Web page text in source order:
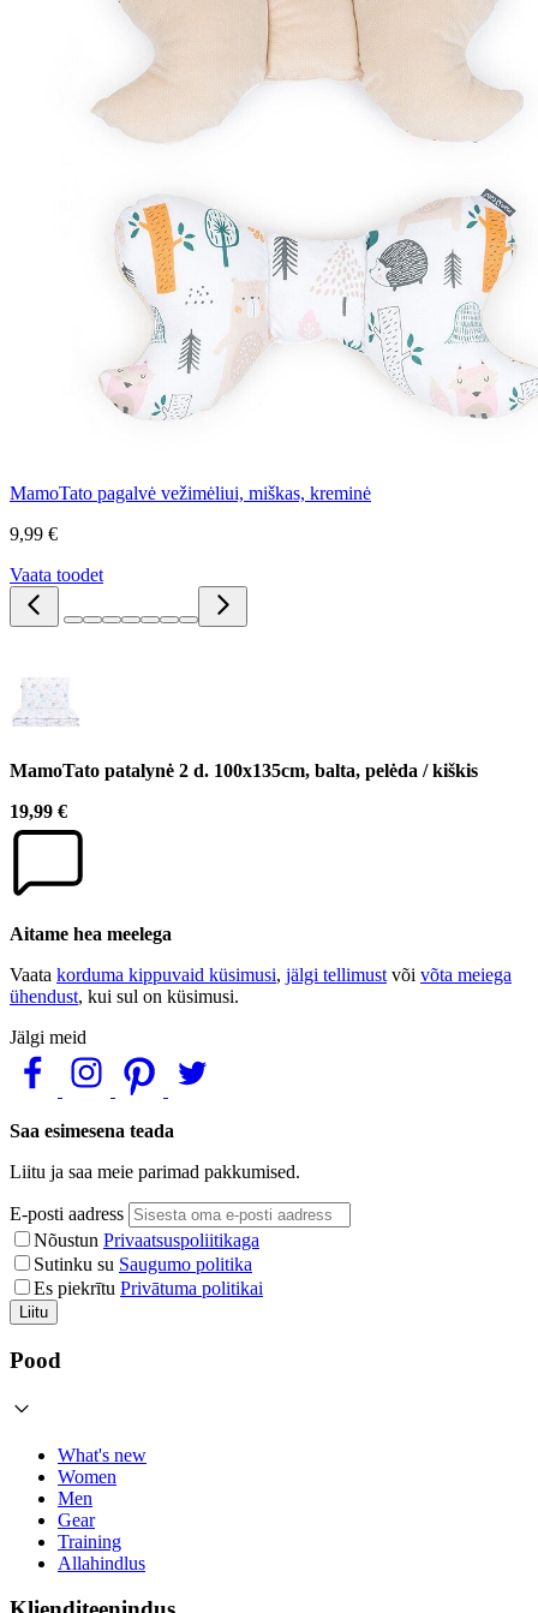
MamoTato pagalvė vežimėliui, miškas, kreminė
9,99 €
Vaata toodet
MamoTato patalynė 2 d. 100x135cm, balta, pelėda / kiškis
19,99 €
Aitame hea meelega
Vaata korduma kippuvaid küsimusi, jälgi tellimust või võta meiega
ühendust, kui sul on küsimusi.
Jälgi meid
Saa esimesena teada
Liitu ja saa meie parimad pakkumised.
E-posti aadress
Nõustun Privaatsuspoliitikaga
Sutinku su Saugumo politika
Es piekrītu Privātuma politikai
Liitu
Pood
What's new
Women
Men
Gear
Training
Allahindlus